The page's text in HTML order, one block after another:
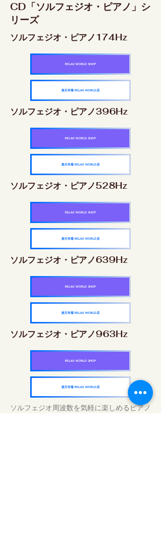
CD「ソルフェジオ・ピアノ」シ
リーズ
ソルフェジオ・ピアノ174Hz
RELAX WORLD SHOP
楽天市場 RELAX WORLD店
ソルフェジオ・ピアノ396Hz
RELAX WORLD SHOP
楽天市場 RELAX WORLD店
ソルフェジオ・ピアノ528Hz
RELAX WORLD SHOP
楽天市場 RELAX WORLD店
ソルフェジオ・ピアノ639Hz
RELAX WORLD SHOP
楽天市場 RELAX WORLD店
ソルフェジオ・ピアノ963Hz
RELAX WORLD SHOP
楽天市場 RELAX WORLD店
ソルフェジオ周波数を気軽に楽しめるピアノ